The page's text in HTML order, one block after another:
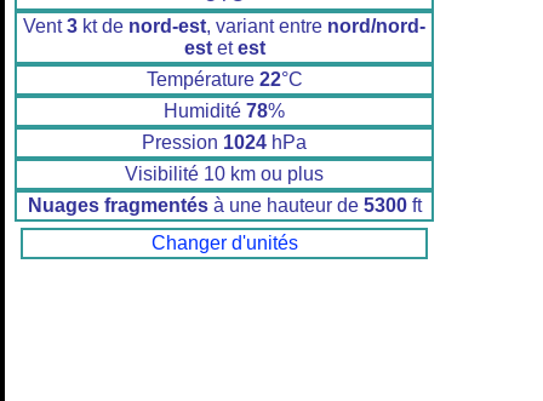
Vent3 kt de nord-est, variant entre nord/nord-
estetest
Température 22°C
Humidité 78%
Pression 1024 hPa
Visibilité 10 km ou plus
Nuages fragmentésà une hauteur de 5300ft
Changer d'unités